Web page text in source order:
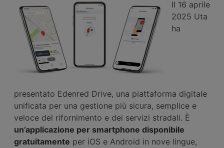
Il 16 aprile
2025 Uta
ha
presentato Edenred Drive, una piattaforma digitale
unificata per una gestione più sicura, semplice e
veloce del rifornimento e dei servizi stradali. È
un’applicazione per smartphone disponibile
gratuitamente per iOS e Android in nove lingue,